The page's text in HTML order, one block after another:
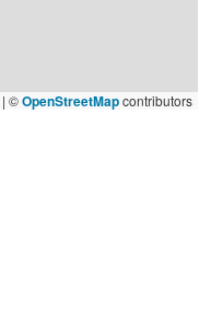
| ©OpenStreetMapcontributors